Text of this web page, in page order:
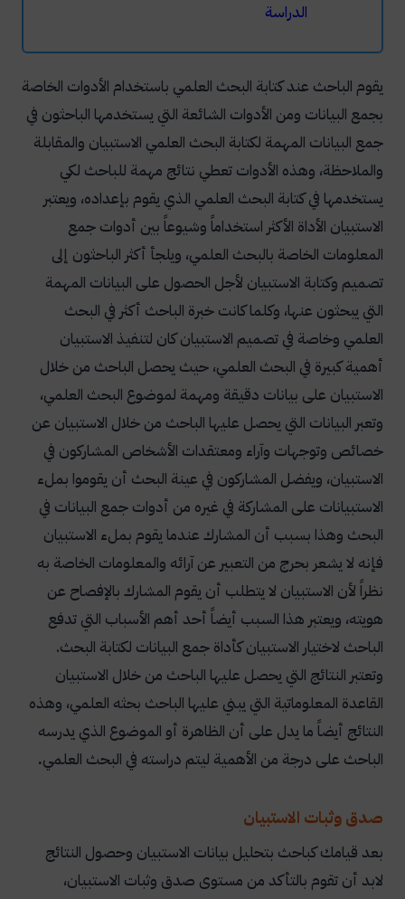
الدراسة
يقوم الباحث عند كتابة البحث العلمي باستخدام الأدوات الخاصة
بجمع البيانات ومن الأدوات الشائعة التي يستخدمها الباحثون في
جمع البيانات المهمة لكتابة البحث العلمي الاستبيان والمقابلة
والملاحظة، وهذه الأدوات تعطي نتائج مهمة للباحث لكي
يستخدمها في كتابة البحث العلمي الذي يقوم بإعداده، ويعتبر
الاستبيان الأداة الأكثر استخداماً وشيوعاً بين أدوات جمع
المعلومات الخاصة بالبحث العلمي، ويلجأ أكثر الباحثون إلى
تصميم وكتابة الاستبيان لأجل الحصول على البيانات المهمة
التي يبحثون عنها، وكلما كانت خبرة الباحث أكثر في البحث
العلمي وخاصة في تصميم الاستبيان كان لتنفيذ الاستبيان
أهمية كبيرة في البحث العلمي، حيث يحصل الباحث من خلال
الاستبيان على بيانات دقيقة ومهمة لموضوع البحث العلمي،
وتعبر البيانات التي يحصل عليها الباحث من خلال الاستبيان عن
خصائص وتوجهات وآراء ومعتقدات الأشخاص المشاركون في
الاستبيان، ويفضل المشاركون في عينة البحث أن يقوموا بملء
الاستبيانات على المشاركة في غيره من أدوات جمع البيانات في
البحث وهذا بسبب أن المشارك عندما يقوم بملء الاستبيان
فإنه لا يشعر بحرج من التعبير عن آرائه والمعلومات الخاصة به
نظراً لأن الاستبيان لا يتطلب أن يقوم المشارك بالإفصاح عن
هويته، ويعتبر هذا السبب أيضاً أحد أهم الأسباب التي تدفع
الباحث لاختيار الاستبيان كأداة جمع البيانات لكتابة البحث.
وتعتبر النتائج التي يحصل عليها الباحث من خلال الاستبيان
القاعدة المعلوماتية التي يبني عليها الباحث بحثه العلمي، وهذه
النتائج أيضاً ما يدل على أن الظاهرة أو الموضوع الذي يدرسه
الباحث على درجة من الأهمية ليتم دراسته في البحث العلمي.
صدق وثبات الاستبيان
بعد قيامك كباحث بتحليل بيانات الاستبيان وحصول النتائج
لابد أن تقوم بالتأكد من مستوى صدق وثبات الاستبيان،